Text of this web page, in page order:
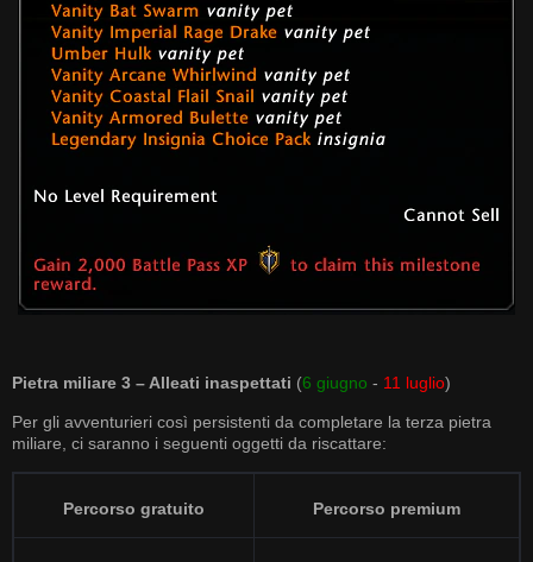
Pietra miliare 3 – Alleati inaspettati (6 giugno - 11 luglio)
Per gli avventurieri così persistenti da completare la terza pietra
miliare, ci saranno i seguenti oggetti da riscattare:
Percorso gratuito Percorso premium